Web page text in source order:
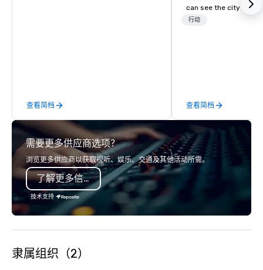
查看简档
can see the city in
possible. Our tours
行动
查看简档
需要更多供应商选项？
浏览更多供应商以获取视听、娱乐、交通及其他活动所需。
了解更多信息
技术支持
隶属组织（2）